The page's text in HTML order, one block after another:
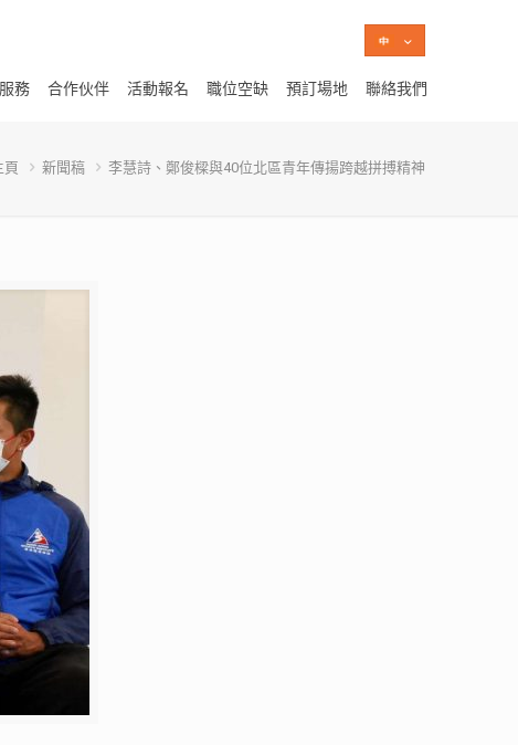
務 合作伙伴 活動報名 職位空缺 預訂場地 聯絡我們
頁 新聞稿 李慧詩、鄭俊樑與40位北區青年傳揚跨越拼搏精神